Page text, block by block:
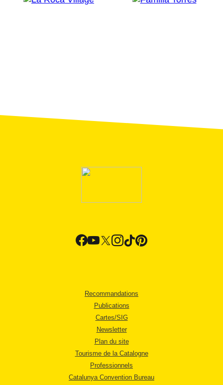
Recommandations
Publications
Cartes/SIG
Newsletter
Plan du site
Tourisme de la Catalogne
Professionnels
Catalunya Convention Bureau